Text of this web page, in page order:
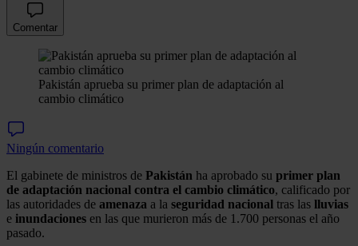
Comentar
Pakistán aprueba su primer plan de adaptación al
cambio climático
Ningún comentario
El gabinete de ministros de Pakistán ha aprobado su primer plan
de adaptación nacional contra el cambio climático, calificado por
las autoridades de amenaza a la seguridad nacional tras las lluvias
e inundaciones en las que murieron más de 1.700 personas el año
pasado.